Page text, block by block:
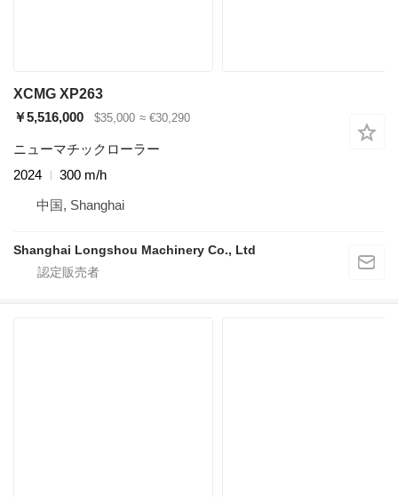
XCMG XP263
￥5,516,000
$35,000 ≈ €30,290
ニューマチックローラー
2024
300 m/h
中国, Shanghai
Shanghai Longshou Machinery Co., Ltd